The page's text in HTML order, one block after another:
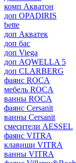
комп Акватон
доп OPADIRIS
bette
доп Акватек
доп бас
доп Viega
доп AQWELLA 5
доп CLARBERG
фаянс ROCA
мебель ROCA
ванны ROCA
фаянс Cersanit
ванны Cersanit
смесители AESSEL
фаянс VITRA
клавиши VITRA
ванны VITRA